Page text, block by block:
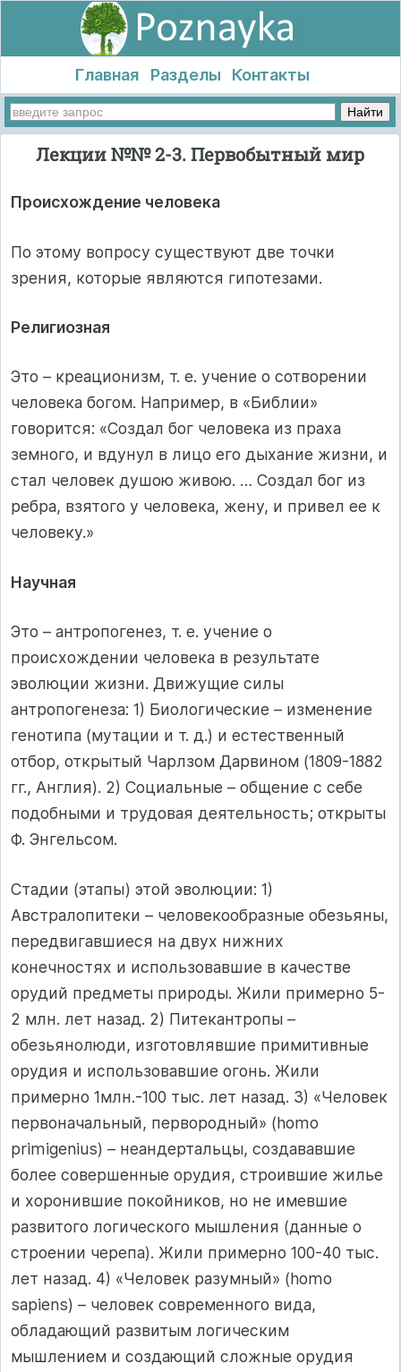
Главная Разделы Контакты
Лекции №№ 2-3. Первобытный мир
Происхождение человека
По этому вопросу существуют две точки
зрения, которые являются гипотезами.
Религиозная
Это – креационизм, т. е. учение о сотворении
человека богом. Например, в «Библии»
говорится: «Создал бог человека из праха
земного, и вдунул в лицо его дыхание жизни, и
стал человек душою живою. … Создал бог из
ребра, взятого у человека, жену, и привел ее к
человеку.»
Научная
Это – антропогенез, т. е. учение о
происхождении человека в результате
эволюции жизни. Движущие силы
антропогенеза: 1) Биологические – изменение
генотипа (мутации и т. д.) и естественный
отбор, открытый Чарлзом Дарвином (1809-1882
гг., Англия). 2) Социальные – общение с себе
подобными и трудовая деятельность; открыты
Ф. Энгельсом.
Стадии (этапы) этой эволюции: 1)
Австралопитеки – человекообразные обезьяны,
передвигавшиеся на двух нижних
конечностях и использовавшие в качестве
орудий предметы природы. Жили примерно 5-
2 млн. лет назад. 2) Питекантропы –
обезьянолюди, изготовлявшие примитивные
орудия и использовавшие огонь. Жили
примерно 1млн.-100 тыс. лет назад. 3) «Человек
первоначальный, первородный» (homo
primigenius) – неандертальцы, создававшие
более совершенные орудия, строившие жилье
и хоронившие покойников, но не имевшие
развитого логического мышления (данные о
строении черепа). Жили примерно 100-40 тыс.
лет назад. 4) «Человек разумный» (homo
sapiens) – человек современного вида,
обладающий развитым логическим
мышлением и создающий сложные орудия